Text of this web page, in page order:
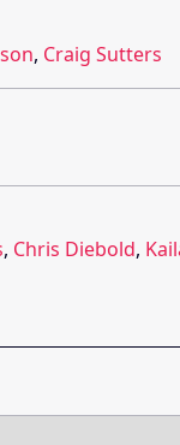
, Craig Sutters
, Chris Diebold,